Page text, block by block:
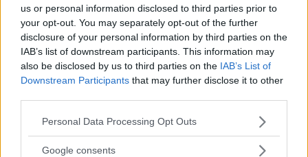
us or personal information disclosed to third parties prior to
your opt-out. You may separately opt-out of the further
disclosure of your personal information by third parties on the
IAB’s list of downstream participants. This information may
also be disclosed by us to third parties on the IAB’s List of
Downstream Participants that may further disclose it to other
Please note that this website/app uses one or more Google
not limited to your visit or usage behaviour. You may click to
Personal Data Processing Opt Outs
Google consents
Läs Frias efterträdare!
Syreär Sveriges enda gröna dagstidning som
finns både digitalt och i tryck.
Miljöpartiets förslag om "jämlikhetsmiljarder" till
förskolorna genomförs:
Stockholm: 100 miljoner kronor
Göteborg: 83 miljoner kronor
Malmö: 68 miljoner kronor
Linköping: 22 miljoner kronor
Örebro: 24 miljoner kronor